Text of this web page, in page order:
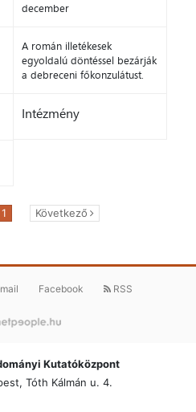
december
A román illetékesek
egyoldalú döntéssel bezárják
a debreceni főkonzulátust.
Intézmény
1 Következő
Facebook RSS
Kutatóközpont
Tóth Kálmán u. 4.